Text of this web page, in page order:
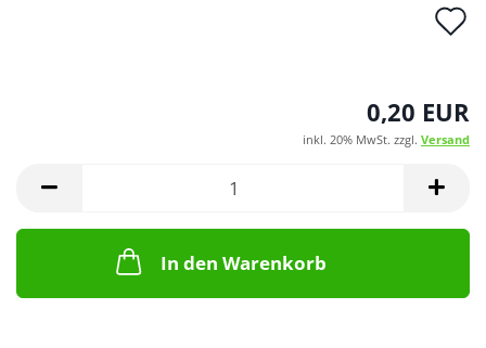
0,20 EUR
inkl. 20% MwSt. zzgl. Versand
In den Warenkorb